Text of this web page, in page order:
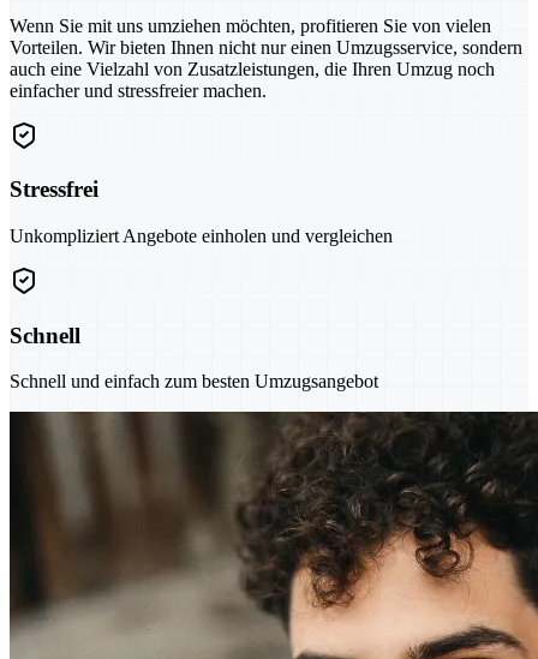
Wenn Sie mit uns umziehen möchten, profitieren Sie von vielen
Vorteilen. Wir bieten Ihnen nicht nur einen Umzugsservice, sondern
auch eine Vielzahl von Zusatzleistungen, die Ihren Umzug noch
einfacher und stressfreier machen.
Stressfrei
Unkompliziert Angebote einholen und vergleichen
Schnell
Schnell und einfach zum besten Umzugsangebot